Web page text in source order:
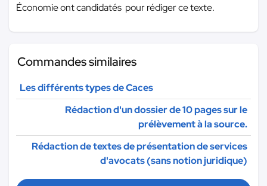
Économie ont candidatés pour rédiger ce texte.
Commandes similaires
Les différents types de Caces
Rédaction d'un dossier de 10 pages sur le
prélèvement à la source.
Rédaction de textes de présentation de services
d'avocats (sans notion juridique)